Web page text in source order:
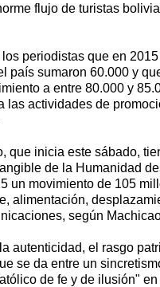
flujo de turistas
periodistas que en
país sumaron 60.000 y
a entre 80.000 y
las actividades de
que inicia este sábado,
de la Humanidad
un movimiento de 105
alimentación,
según
autenticidad, el rasgo
se da entre un
de fe y de ilusión" en